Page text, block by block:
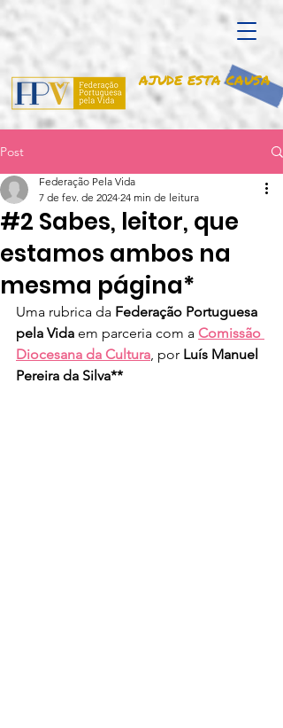
AJUDE ESTA CAUSA
Post
#2 Sabes, leitor, que
estamos ambos na
mesma página*
Federação Pela Vida
7 de fev. de 2024 24 min de leitura
Uma rubrica da Federação Portuguesa
pela Vida em parceria com a Comissão
Diocesana da Cultura, por Luís Manuel
Pereira da Silva**